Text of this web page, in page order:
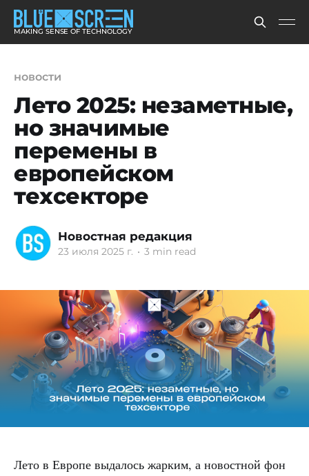
MAKING SENSE OF TECHNOLOGY
новости
Лето 2025: незаметные,
но значимые
перемены в
европейском
техсекторе
Новостная редакция
23 июля 2025 г. • 3 min read
Лето в Европе выдалось жарким, а новостной фон